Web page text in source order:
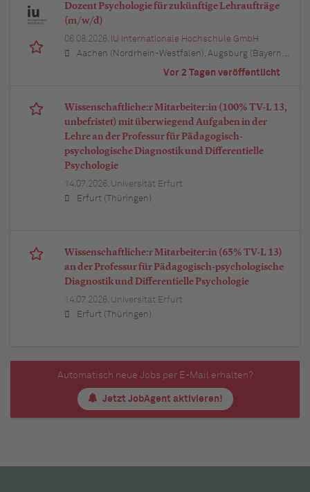
Dozent Psychologie für zukünftige Lehraufträge
(m/w/d)
06.08.2026, IU Internationale Hochschule GmbH
Aachen (Nordrhein-Westfalen), Augsburg (Bayern), Berlin, Bielefeld (Nordrhein-Westfalen), Bochum (Nordrhein-Westfalen), Bonn (Nordrhein-Westfalen), Braunschweig (Niedersachsen), Bremen, Dortmund (Nordrhein-Westfalen), Dresden (Sachsen), Duisburg (Nordrhein-Westfalen), Düsseldorf (Nordrhein-Westfalen), Erfurt (Thüringen), Essen (Nordrhein-Westfalen), Freiburg im Breisgau (Baden-Württemberg), Hamburg, Hannover (Niedersachsen), Karlsruhe (Baden-Württemberg), Kiel (Schleswig-Holstein), Köln (Nordrhein-Westfalen), Leipzig (Sachsen), Lübeck (Schleswig-Holstein), München (Bayern), Mannheim (Baden-Württemberg), München (Bayern), Münster (Nordrhein-Westfalen), Nürnberg (Bayern), Regensburg (Bayern), Rostock (Mecklenburg-Vorpommern), Stuttgart (Baden-Württemberg), Ulm (Baden-Württemberg), Wuppertal (Nordrhein-Westfalen)
Vor 2 Tagen veröffentlicht
Wissenschaftliche:r Mitarbeiter:in (100% TV-L 13,
unbefristet) mit überwiegend Aufgaben in der
Lehre an der Professur für Pädagogisch-
psychologische Diagnostik und Differentielle
Psychologie
14.07.2026, Universität Erfurt
Erfurt (Thüringen)
Wissenschaftliche:r Mitarbeiter:in (65% TV-L 13)
an der Professur für Pädagogisch-psychologische
Diagnostik und Differentielle Psychologie
14.07.2026, Universität Erfurt
Erfurt (Thüringen)
Automatisch neue Jobs per E-Mail erhalten?
Jetzt JobAgent aktivieren!